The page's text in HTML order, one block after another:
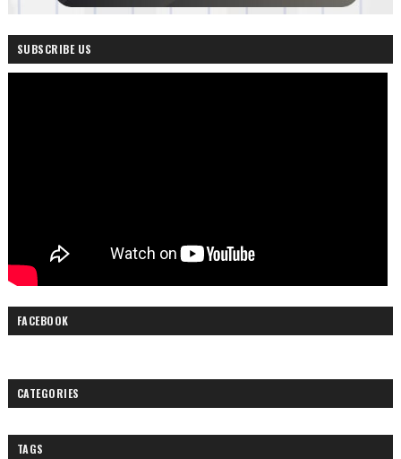
SUBSCRIBE US
FACEBOOK
CATEGORIES
TAGS